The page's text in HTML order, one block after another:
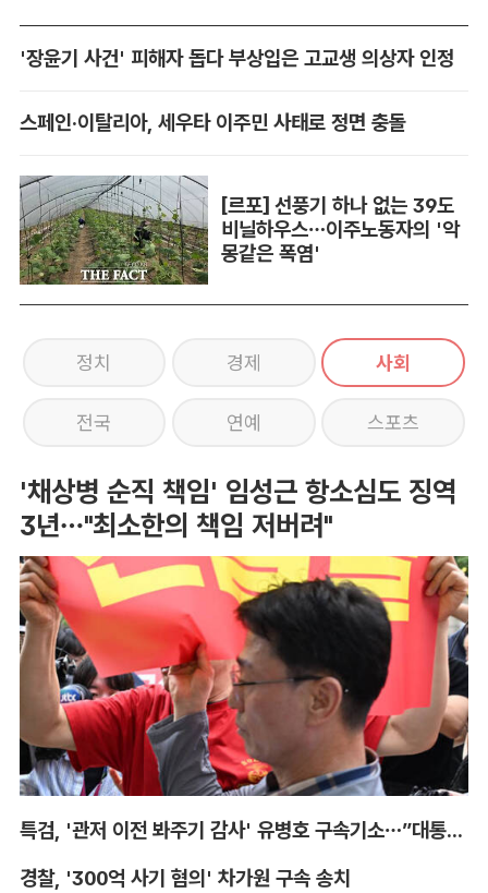
'장윤기 사건' 피해자 돕다 부상입은 고교생 의상자 인정
스페인·이탈리아, 세우타 이주민 사태로 정면 충돌
[르포] 선풍기 하나 없는 39도
비닐하우스…이주노동자의 '악
몽같은 폭염'
정치 경제 사회
전국 연예 스포츠
'채상병 순직 책임' 임성근 항소심도 징역
3년…"최소한의 책임 저버려"
특검, '관저 이전 봐주기 감사' 유병호 구속기소…”대통령실 청탁받아“
경찰, '300억 사기 혐의' 차가원 구속 송치